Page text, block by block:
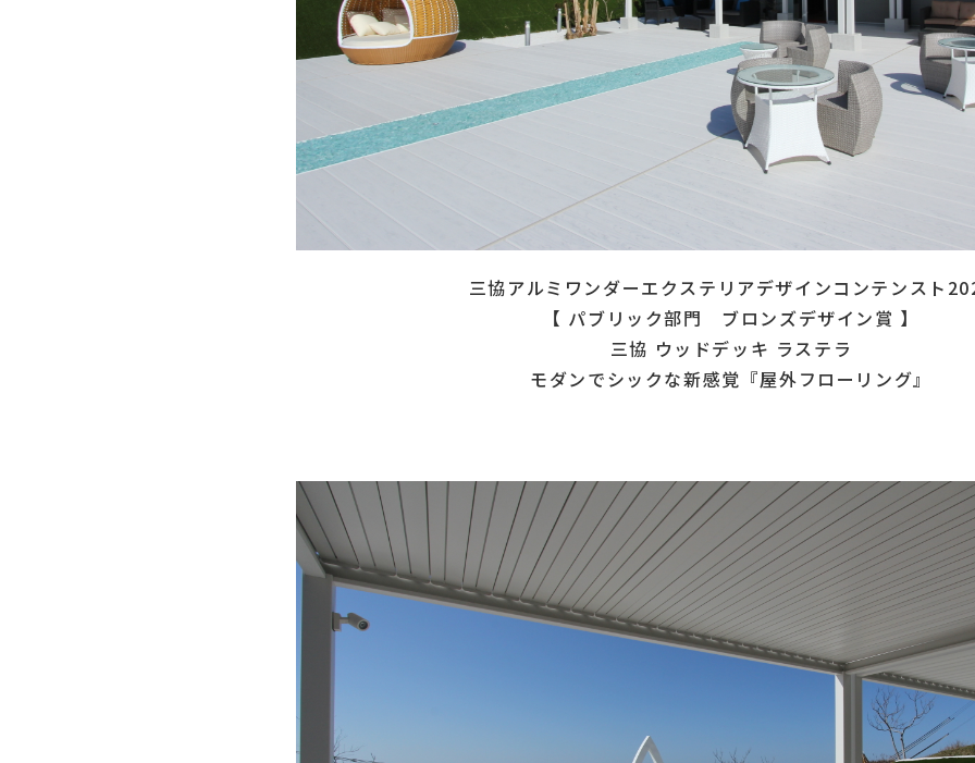
会社紹介
受賞歴
施工実績
お客様の声
お知らせ・ブログ
やまちゃん通信
施工の流れ 三協アルミワンダーエクステリアデザインコンテンスト
【 パブリック部門 ブロンズデザイン賞 】
三協 ウッドデッキ ラステラ
モダンでシックな新感覚『屋外フローリング』